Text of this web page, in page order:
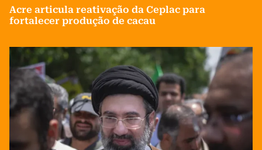
Acre articula reativação da Ceplac para
fortalecer produção de cacau